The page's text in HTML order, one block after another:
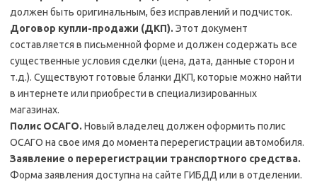
должен быть оригинальным, без исправлений и подчисток.
Договор купли-продажи (ДКП). Этот документ
составляется в письменной форме и должен содержать все
существенные условия сделки (цена, дата, данные сторон и
т.д.). Существуют готовые бланки ДКП, которые можно найти
в интернете или приобрести в специализированных
магазинах.
Полис ОСАГО. Новый владелец должен оформить полис
ОСАГО на свое имя до момента перерегистрации автомобиля.
Заявление о перерегистрации транспортного средства.
Форма заявления доступна на сайте ГИБДД или в отделении.